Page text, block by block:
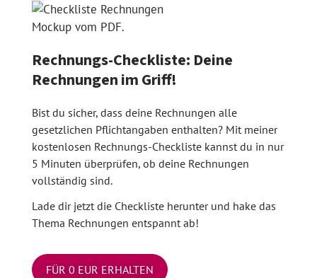
Rechnungs-Checkliste: Deine
Rechnungen im Griff!
Bist du sicher, dass deine Rechnungen alle
gesetzlichen Pflichtangaben enthalten? Mit meiner
kostenlosen Rechnungs-Checkliste kannst du in nur
5 Minuten überprüfen, ob deine Rechnungen
vollständig sind.
Lade dir jetzt die Checkliste herunter und hake das
Thema Rechnungen entspannt ab!
FÜR 0 EUR ERHALTEN